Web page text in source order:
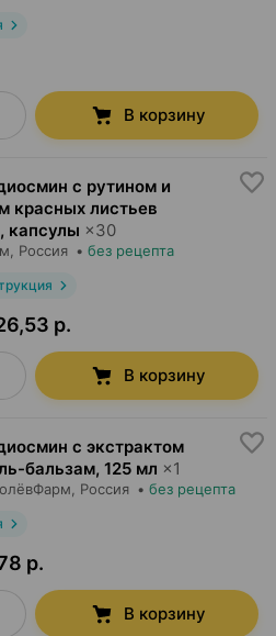
В корзину
с рутином и
красных листьев
капсулы ×30
, Россия • без рецепта
р.
В корзину
с экстрактом
бальзам, 125 мл ×1
, Россия • без рецепта
р.
В корзину